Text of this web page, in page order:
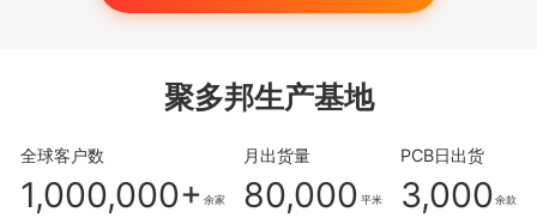
聚多邦生产基地
全球客户数
1,000,000+ 余家
月出货量
80,000 平米
PCB日出货
3,000 余款